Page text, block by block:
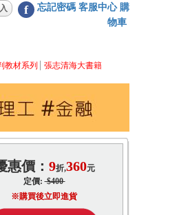
f 忘記密碼 客服中心 購
物車
教材系列 張志清海大書籍
惠價： 9折,360元
定價:$400
※購買後立即進貨